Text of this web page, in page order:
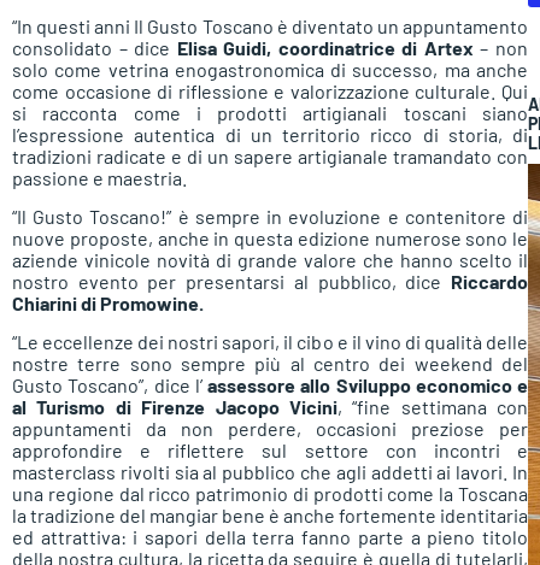
“In questi anni Il Gusto Toscano è diventato un appuntamento
consolidato – dice Elisa Guidi, coordinatrice di Artex – non
solo come vetrina enogastronomica di successo, ma anche
come occasione di riflessione e valorizzazione culturale. Qui
si racconta come i prodotti artigianali toscani siano
l’espressione autentica di un territorio ricco di storia, di
tradizioni radicate e di un sapere artigianale tramandato con
passione e maestria.
“Il Gusto Toscano!” è sempre in evoluzione e contenitore di
nuove proposte, anche in questa edizione numerose sono le
aziende vinicole novità di grande valore che hanno scelto il
nostro evento per presentarsi al pubblico, dice Riccardo
Chiarini di Promowine.
“Le eccellenze dei nostri sapori, il cibo e il vino di qualità delle
nostre terre sono sempre più al centro dei weekend del
Gusto Toscano”, dice l’ assessore allo Sviluppo economico e
al Turismo di Firenze Jacopo Vicini, “fine settimana con
appuntamenti da non perdere, occasioni preziose per
approfondire e riflettere sul settore con incontri e
masterclass rivolti sia al pubblico che agli addetti ai lavori. In
una regione dal ricco patrimonio di prodotti come la Toscana
la tradizione del mangiar bene è anche fortemente identitaria
ed attrattiva: i sapori della terra fanno parte a pieno titolo
della nostra cultura, la ricetta da seguire è quella di tutelarli,